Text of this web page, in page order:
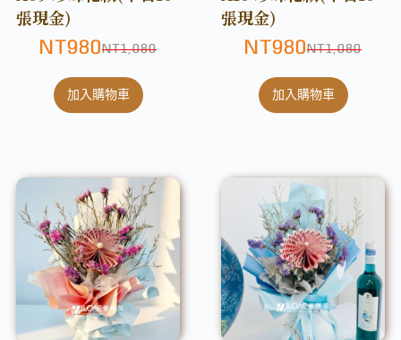
張現金)
NT1,080
NT980
加入購物車
張現金)
NT1,080
NT980
加入購物車